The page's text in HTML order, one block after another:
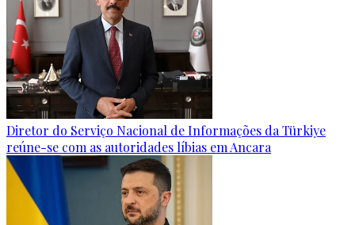
Diretor do Serviço Nacional de Informações da Türkiye
reúne-se com as autoridades líbias em Ancara